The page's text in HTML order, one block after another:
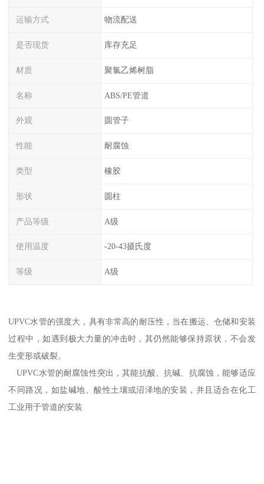
运输方式 物流配送
是否现货 库存充足
材质 聚氯乙烯树脂
名称 ABS/PE管道
外观 圆管子
性能 耐腐蚀
类型 橡胶
形状 圆柱
产品等级 A级
使用温度 -20-43摄氏度
等级 A级
UPVC水管的强度大，具有非常高的耐压性，当在搬运、仓储和安装
过程中，如遇到极大力量的冲击时，其仍然能够保持原状，不会发
生变形或破裂。
UPVC水管的耐腐蚀性突出，其能抗酸、抗碱、抗腐蚀，能够适应
不同路况，如盐碱地、酸性土壤或沼泽地的安装，并且适合在化工
工业用于管道的安装